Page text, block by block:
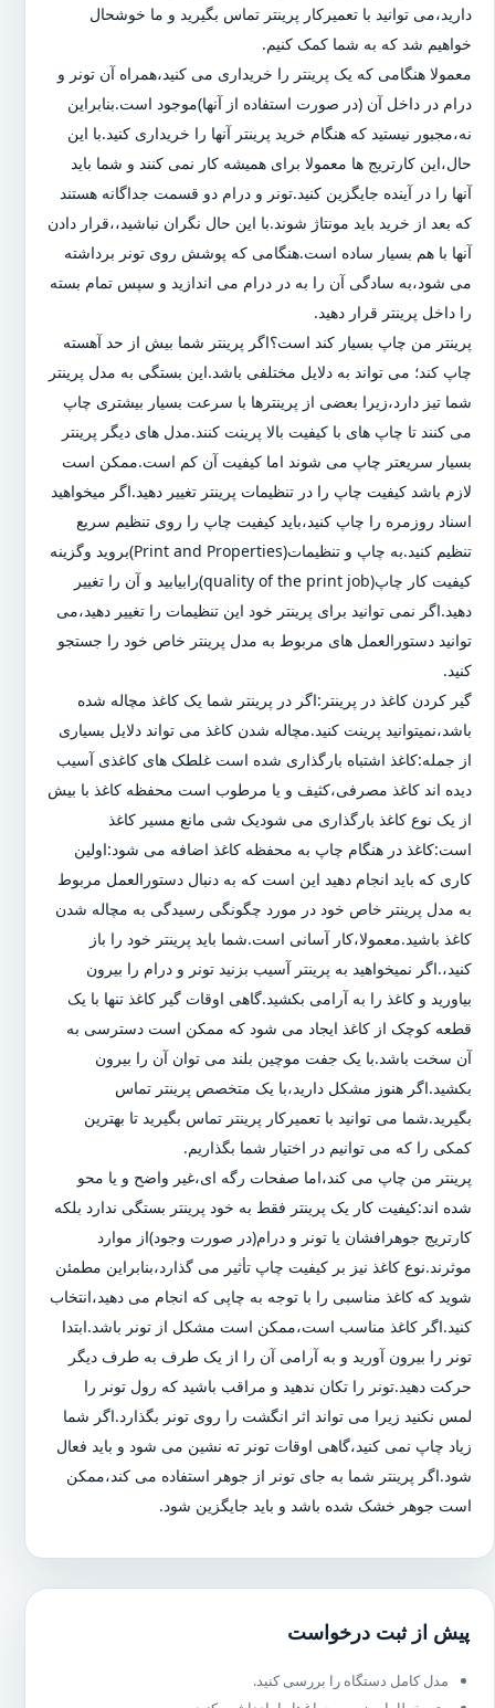
دارید،می توانید با تعمیرکار پرینتر تماس بگیرید و ما خوشحال
خواهیم شد که به شما کمک کنیم.
معمولا هنگامی که یک پرینتر را خریداری می کنید،همراه آن تونر و
درام در داخل آن (در صورت استفاده از آنها)موجود است.بنابراین
نه،مجبور نیستید که هنگام خرید پرینتر آنها را خریداری کنید.با این
حال،این کارتریج ها معمولا برای همیشه کار نمی کنند و شما باید
آنها را در آینده جایگزین کنید.تونر و درام دو قسمت جداگانه هستند
که بعد از خرید باید مونتاژ شوند.با این حال نگران نباشید،،قرار دادن
آنها با هم بسیار ساده است.هنگامی که پوشش روی تونر برداشته
می شود،به سادگی آن را به در درام می اندازید و سپس تمام بسته
را داخل پرینتر قرار دهید.
پرینتر من چاپ بسیار کند است؟اگر پرینتر شما بیش از حد آهسته
چاپ کند؛ می تواند به دلایل مختلفی باشد.این بستگی به مدل پرینتر
شما تیز دارد،زیرا بعضی از پرینترها با سرعت بسیار بیشتری چاپ
می کنند تا چاپ های با کیفیت بالا پرینت کنند.مدل های دیگر پرینتر
بسیار سریعتر چاپ می شوند اما کیفیت آن کم است.ممکن است
لازم باشد کیفیت چاپ را در تنظیمات پرینتر تغییر دهید.اگر میخواهید
اسناد روزمره را چاپ کنید،باید کیفیت چاپ را روی تنظیم سریع
تنظیم کنید.به چاپ و تنظیمات(Print and Properties)بروید وگزینه
کیفیت کار چاپ(quality of the print job)رابیابید و آن را تغییر
دهید.اگر نمی توانید برای پرینتر خود این تنظیمات را تغییر دهید،می
توانید دستورالعمل های مربوط به مدل پرینتر خاص خود را جستجو
کنید.
گیر کردن کاغذ در پرینتر:اگر در پرینتر شما یک کاغذ مچاله شده
باشد،نمیتوانید پرینت کنید.مچاله شدن کاغذ می تواند دلایل بسیاری
از جمله:کاغذ اشتباه بارگذاری شده است غلطک های کاغذی آسیب
دیده اند کاغذ مصرفی،کثیف و یا مرطوب است محفظه کاغذ با بیش
از یک نوع کاغذ بارگذاری می شودیک شی مانع مسیر کاغذ
است:کاغذ در هنگام چاپ به محفظه کاغذ اضافه می شود:اولین
کاری که باید انجام دهید این است که به دنبال دستورالعمل مربوط
به مدل پرینتر خاص خود در مورد چگونگی رسیدگی به مچاله شدن
کاغذ باشید.معمولا،کار آسانی است.شما باید پرینتر خود را باز
کنید،.اگر نمیخواهید به پرینتر آسیب بزنید تونر و درام را بیرون
بیاورید و کاغذ را به آرامی بکشید.گاهی اوقات گیر کاغذ تنها با یک
قطعه کوچک از کاغذ ایجاد می شود که ممکن است دسترسی به
آن سخت باشد.با یک جفت موچین بلند می توان آن را بیرون
بکشید.اگر هنوز مشکل دارید،با یک متخصص پرینتر تماس
بگیرید.شما می توانید با تعمیرکار پرینتر تماس بگیرید تا بهترین
کمکی را که می توانیم در اختیار شما بگذاریم.
پرینتر من چاپ می کند،اما صفحات رگه ای،غیر واضح و یا محو
شده اند:کیفیت کار یک پرینتر فقط به خود پرینتر بستگی ندارد بلکه
کارتریج جوهرافشان یا تونر و درام(در صورت وجود)از موارد
موثرند.نوع کاغذ نیز بر کیفیت چاپ تأثیر می گذارد،بنابراین مطمئن
شوید که کاغذ مناسبی را با توجه به چاپی که انجام می دهید،انتخاب
کنید.اگر کاغذ مناسب است،ممکن است مشکل از تونر باشد.ابتدا
تونر را بیرون آورید و به آرامی آن را از یک طرف به طرف دیگر
حرکت دهید.تونر را تکان ندهید و مراقب باشید که رول تونر را
لمس نکنید زیرا می تواند اثر انگشت را روی تونر بگذارد.اگر شما
زیاد چاپ نمی کنید،گاهی اوقات تونر ته نشین می شود و باید فعال
شود.اگر پرینتر شما به جای تونر از جوهر استفاده می کند،ممکن
است جوهر خشک شده باشد و باید جایگزین شود.
پیش از ثبت درخواست
مدل کامل دستگاه را بررسی کنید.